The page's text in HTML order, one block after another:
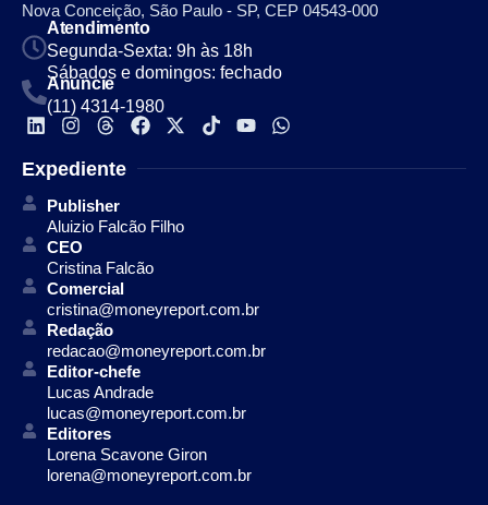
Nova Conceição, São Paulo - SP, CEP 04543-000
Atendimento
Segunda-Sexta: 9h às 18h
Sábados e domingos: fechado
Anuncie
(11) 4314-1980
Expediente
Publisher
Aluizio Falcão Filho
CEO
Cristina Falcão
Comercial
cristina@moneyreport.com.br
Redação
redacao@moneyreport.com.br
Editor-chefe
Lucas Andrade
lucas@moneyreport.com.br
Editores
Lorena Scavone Giron
lorena@moneyreport.com.br